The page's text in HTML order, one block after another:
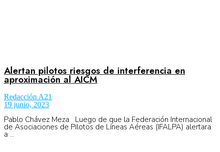
Alertan pilotos riesgos de interferencia en
aproximación al AICM
Redacción A21
19 junio, 2023
Pablo Chávez Meza Luego de que la Federación Internacional
de Asociaciones de Pilotos de Líneas Aéreas (IFALPA) alertara
a ...